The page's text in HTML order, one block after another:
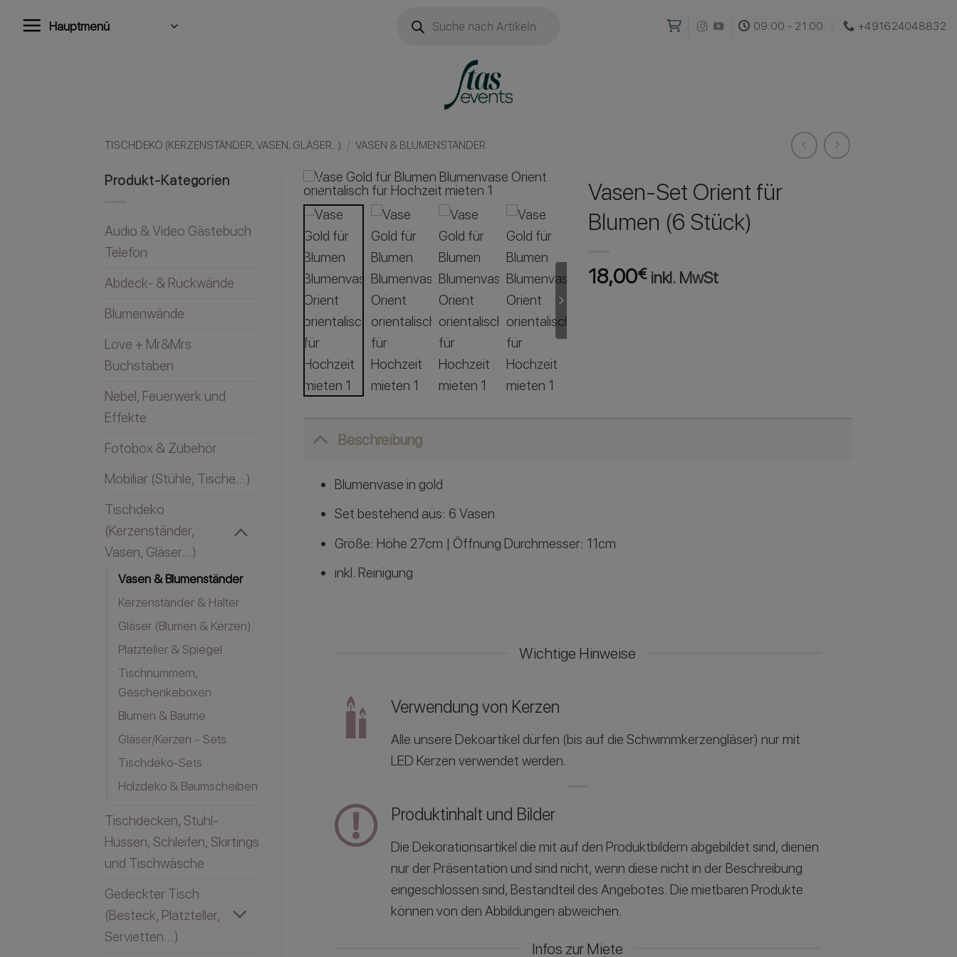
Inhalt
Hauptmenü
search
09:00 - 21:00 +491624048832‬
TISCHDEKO (KERZENSTÄNDER, VASEN, GLÄSER...) / VASEN & BLUMENSTÄNDER
Produkt-Kategorien
Audio & Video Gästebuch
Telefon
Abdeck- & Rückwände
Blumenwände
Love + Mr&Mrs
Buchstaben
Nebel, Feuerwerk und
Effekte
Fotobox & Zubehör
Mobiliar (Stühle, Tische...)
Tischdeko
(Kerzenständer,
Vasen, Gläser...)
Vasen & Blumenständer
Kerzenständer & Halter
Gläser (Blumen & Kerzen)
Platzteller & Spiegel
Tischnummern,
Geschenkeboxen
Blumen & Bäume
Gläser/Kerzen - Sets
Tischdeko-Sets
Holzdeko & Baumscheiben
Tischdecken, Stuhl-
Hussen, Schleifen, Skirtings
und Tischwäsche
Gedeckter Tisch
(Besteck, Platzteller,
Servietten...)
Vasen-Set Orient für
Blumen (6 Stück)
18,00€ inkl. MwSt
Beschreibung
Blumenvase in gold
Set bestehend aus: 6 Vasen
Größe: Höhe 27cm | Öffnung Durchmesser: 11cm
inkl. Reinigung
Wichtige Hinweise
Verwendung von Kerzen
Alle unsere Dekoartikel dürfen (bis auf die Schwimmkerzengläser) nur mit
LED Kerzen verwendet werden.
Produktinhalt und Bilder
Die Dekorationsartikel die mit auf den Produktbildern abgebildet sind, dienen
nur der Präsentation und sind nicht, wenn diese nicht in der Beschreibung
eingeschlossen sind, Bestandteil des Angebotes. Die mietbaren Produkte
können von den Abbildungen abweichen.
Infos zur Miete